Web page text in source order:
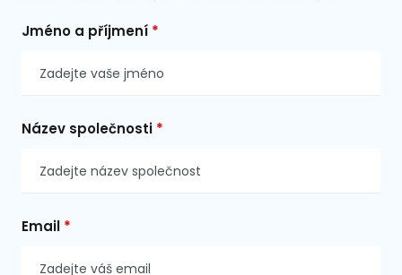
Jméno a příjmení *
Název společnosti *
Email *